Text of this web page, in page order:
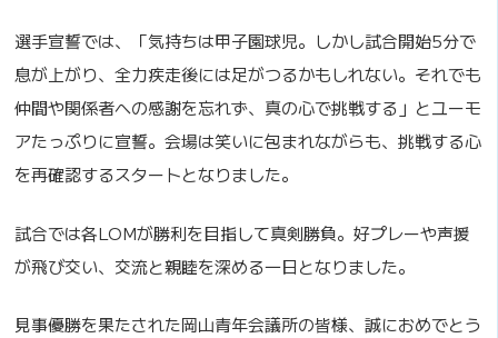
選手宣誓では、「気持ちは甲子園球児。しかし試合開始5分で
息が上がり、全力疾走後には足がつるかもしれない。それでも
仲間や関係者への感謝を忘れず、真の心で挑戦する」とユーモ
アたっぷりに宣誓。会場は笑いに包まれながらも、挑戦する心
を再確認するスタートとなりました。
試合では各LOMが勝利を目指して真剣勝負。好プレーや声援
が飛び交い、交流と親睦を深める一日となりました。
見事優勝を果たされた岡山青年会議所の皆様、誠におめでとう